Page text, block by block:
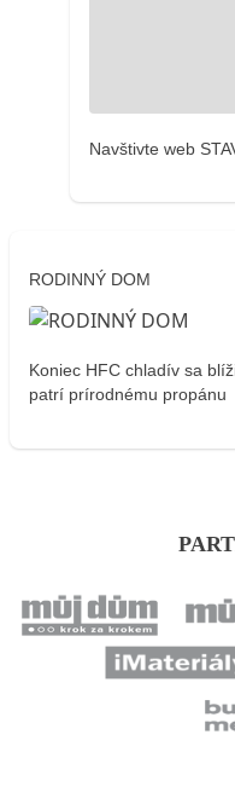
Navštivte web
RODINNÝ DOM
Koniec HFC chladív sa
patrí prírodnému propánu